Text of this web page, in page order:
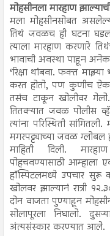
मोहसीनला मारहाण
मला मोहसीनसोबत
तिथं जवळच ही घटना
त्याला मारहाण करणारे
भावाची अवस्था पाहून
‘रिक्षा थांबवा. फक्त
करत होतो, पण कुणीच ऐकत
तसंच टाकून खोलीवर
तितक्यात जवळ पोलीस
त्यांना परिस्थिती
मगरपट्ट्याच्या जवळ
माहिती दिली.
पोहचवण्यासाठी आम्हाला
हॉस्पिटलमध्ये उपचार सुरू
खोलवर झाल्यानं रात्री
दोन वाजता पुण्याहून
सोलापूरला निघालो.
अंत्यसंस्कार करण्यात आले.